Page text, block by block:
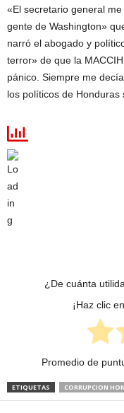
«El secretario general me
gente de Washington»
narró el abogado y
terror» de que la
pánico. Siempre me
los políticos de Honduras
¿De cuánta
¡Haz clic
Promedio de
ETIQUETAS CORRUPCION